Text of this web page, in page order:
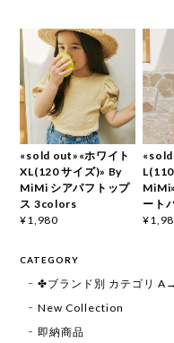
«sold out»«ホワイト
XL(120 サイズ)» By
MiMi シアパフトップ
ス 3colors
¥1,980
ート
CATEGORY
✤ブランド別 カテゴリ
New Collection
即納商品